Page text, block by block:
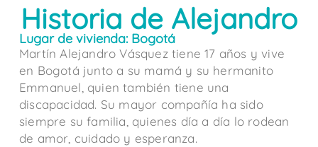
Historia de Alejandro
Lugar de vivienda: Bogotá
Martín Alejandro Vásquez tiene 17 años y vive
en Bogotá junto a su mamá y su hermanito
Emmanuel, quien también tiene una
discapacidad. Su mayor compañía ha sido
siempre su familia, quienes día a día lo rodean
de amor, cuidado y esperanza.